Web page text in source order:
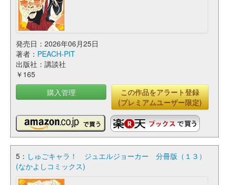
発売日：2026年06月25日
著者： PEACH-PIT
出版社：講談社
￥165
購入管理
この作品をアラート登録
(プレミアムユーザー限定)
5： しゅごキャラ！ ジュエルジョーカー 分冊版（１３）
(なかよしコミックス)